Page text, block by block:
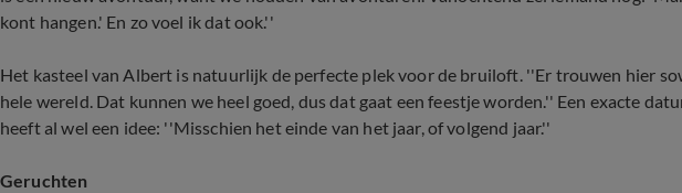
kont hangen.' En zo voel ik dat ook.''
Het kasteel van Albert is natuurlijk de perfecte plek voor de bruiloft. ''Er trouwen hier
hele wereld. Dat kunnen we heel goed, dus dat gaat een feestje worden.'' Een exacte
heeft al wel een idee: ''Misschien het einde van het jaar, of volgend jaar.''
Geruchten